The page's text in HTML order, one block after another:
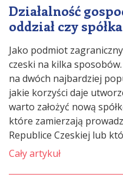
Działalność
oddział czy
Jako podmiot
czeski na kilka
na dwóch najbardziej
jakie korzyści daje
warto założyć nową
które zamierzają
Republice Czeskiej lub
Cały artykuł